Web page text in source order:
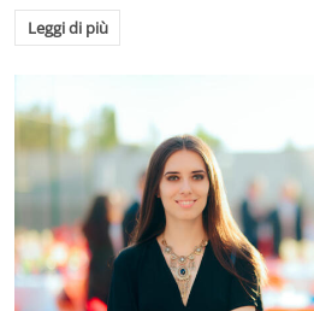
Leggi di più